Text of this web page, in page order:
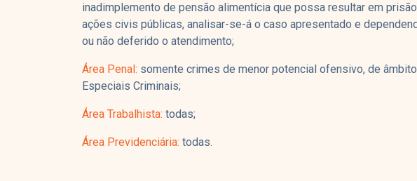
inadimplemento de pensão alimentícia que possa resultar em
ações civis públicas, analisar-se-á o caso apresentado e
ou não deferido o atendimento;
Área Penal: somente crimes de menor potencial ofensivo, de
Especiais Criminais;
Área Trabalhista: todas;
Área Previdenciária: todas.